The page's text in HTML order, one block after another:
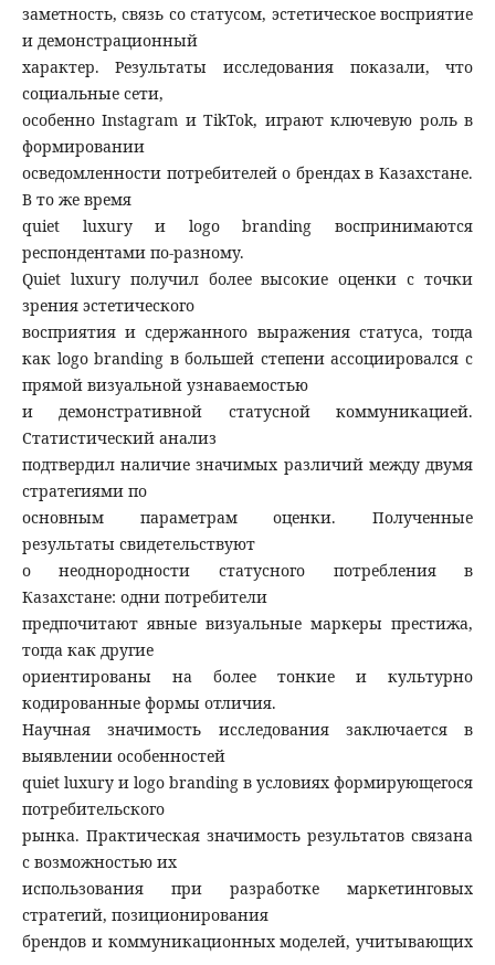
заметность, связь со статусом, эстетическое восприятие
и демонстрационный
характер. Результаты исследования показали, что
социальные сети,
особенно Instagram и TikTok, играют ключевую роль в
формировании
осведомленности потребителей о брендах в Казахстане.
В то же время
quiet luxury и logo branding воспринимаются
респондентами по-разному.
Quiet luxury получил более высокие оценки с точки
зрения эстетического
восприятия и сдержанного выражения статуса, тогда
как logo branding в большей степени ассоциировался с
прямой визуальной узнаваемостью
и демонстративной статусной коммуникацией.
Статистический анализ
подтвердил наличие значимых различий между двумя
стратегиями по
основным параметрам оценки. Полученные
результаты свидетельствуют
о неоднородности статусного потребления в
Казахстане: одни потребители
предпочитают явные визуальные маркеры престижа,
тогда как другие
ориентированы на более тонкие и культурно
кодированные формы отличия.
Научная значимость исследования заключается в
выявлении особенностей
quiet luxury и logo branding в условиях формирующегося
потребительского
рынка. Практическая значимость результатов связана
с возможностью их
использования при разработке маркетинговых
стратегий, позиционирования
брендов и коммуникационных моделей, учитывающих